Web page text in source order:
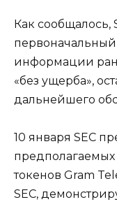
Как сообщалось,
первоначальный
информации
«без ущерба»,
дальнейшего
10 января SEC
токенов Gram
SEC,